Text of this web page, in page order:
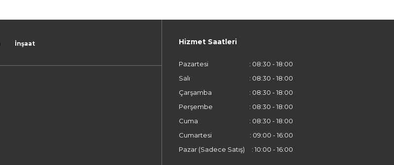
İnşaat Hizmet Saatleri
Pazartesi
: 08:30 - 18:00
Salı
: 08:30 - 18:00
Çarşamba
: 08:30 - 18:00
Perşembe
: 08:30 - 18:00
Cuma
: 08:30 - 18:00
Cumartesi
: 09:00 - 16:00
Pazar (Sadece Satış)
: 10:00 - 16:00